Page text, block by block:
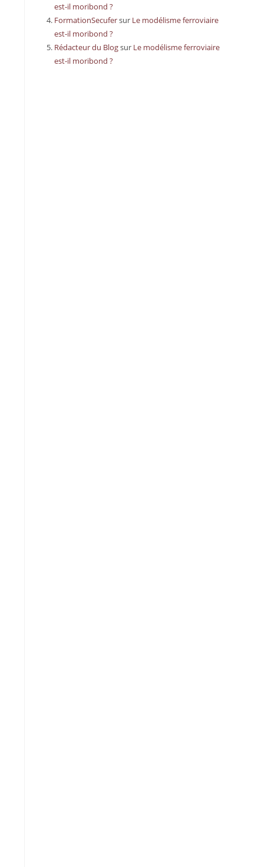
est-il moribond ?
FormationSecufersur Le modélisme ferroviaire
est-il moribond ?
Rédacteur du Blogsur Le modélisme ferroviaire
est-il moribond ?